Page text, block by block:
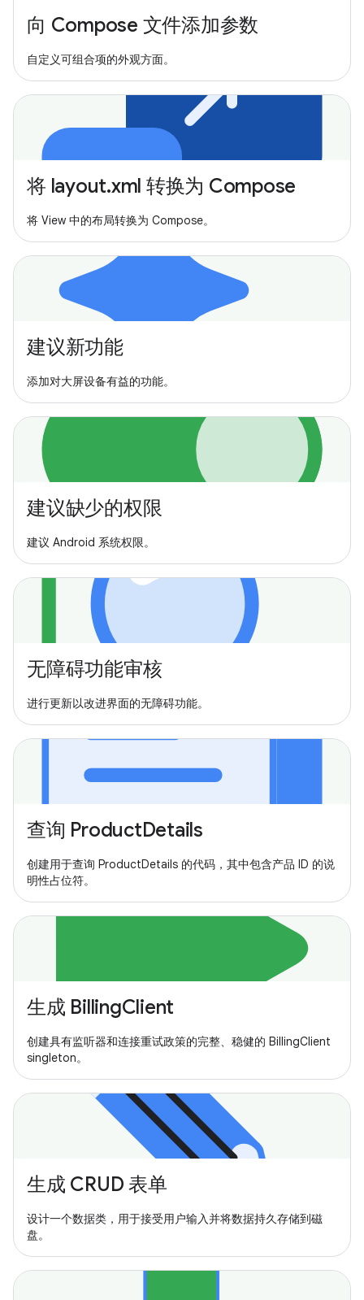
向 Compose 文件添加参数
自定义可组合项的外观方面。
将 layout.xml 转换为 Compose
将 View 中的布局转换为 Compose。
建议新功能
添加对大屏设备有益的功能。
建议缺少的权限
建议 Android 系统权限。
无障碍功能审核
进行更新以改进界面的无障碍功能。
查询 ProductDetails
创建用于查询 ProductDetails 的代码，其中包含产品 ID 的说
明性占位符。
生成 BillingClient
创建具有监听器和连接重试政策的完整、稳健的 BillingClient
singleton。
生成 CRUD 表单
设计一个数据类，用于接受用户输入并将数据持久存储到磁
盘。